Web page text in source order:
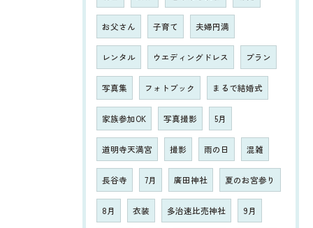
お父さん 子育て 夫婦円満
レンタル ウエディングドレス プラン
写真集 フォトブック まるで結婚式
家族参加OK 写真撮影 5月
道明寺天満宮 撮影 雨の日 混雑
長谷寺 7月 廣田神社 夏のお宮参り
8月 衣装 多治速比売神社 9月